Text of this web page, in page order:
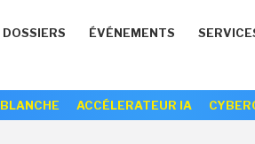
DOSSIERS ÉVÉNEMENTS
ACCÉLERATEUR IA